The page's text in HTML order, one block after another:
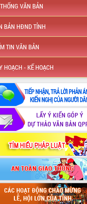
VĂN BẢN
BẢN HĐND TỈNH
TIN VĂN BẢN
HOẠCH - KẾ HOẠCH